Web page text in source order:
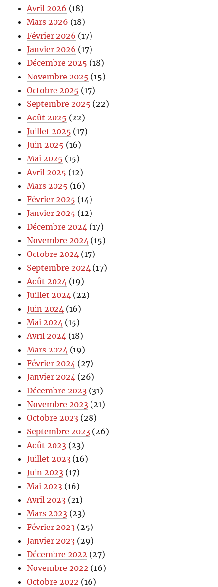
Avril 2026 (18)
Mars 2026 (18)
Février 2026 (17)
Janvier 2026 (17)
Décembre 2025 (18)
Novembre 2025 (15)
Octobre 2025 (17)
Septembre 2025 (22)
Août 2025 (22)
Juillet 2025 (17)
Juin 2025 (16)
Mai 2025 (15)
Avril 2025 (12)
Mars 2025 (16)
Février 2025 (14)
Janvier 2025 (12)
Décembre 2024 (17)
Novembre 2024 (15)
Octobre 2024 (17)
Septembre 2024 (17)
Août 2024 (19)
Juillet 2024 (22)
Juin 2024 (16)
Mai 2024 (15)
Avril 2024 (18)
Mars 2024 (19)
Février 2024 (27)
Janvier 2024 (26)
Décembre 2023 (31)
Novembre 2023 (21)
Octobre 2023 (28)
Septembre 2023 (26)
Août 2023 (23)
Juillet 2023 (16)
Juin 2023 (17)
Mai 2023 (16)
Avril 2023 (21)
Mars 2023 (23)
Février 2023 (25)
Janvier 2023 (29)
Décembre 2022 (27)
Novembre 2022 (16)
Octobre 2022 (16)